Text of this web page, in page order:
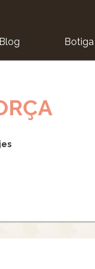
Blog Botiga